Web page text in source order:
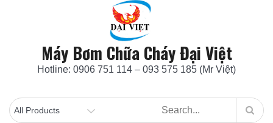
Máy Bơm Chữa Cháy Đại Việt
Hotline: 0906 751 114 – 093 575 185 (Mr Việt)